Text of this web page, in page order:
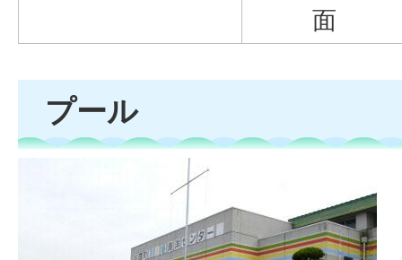
面
プール